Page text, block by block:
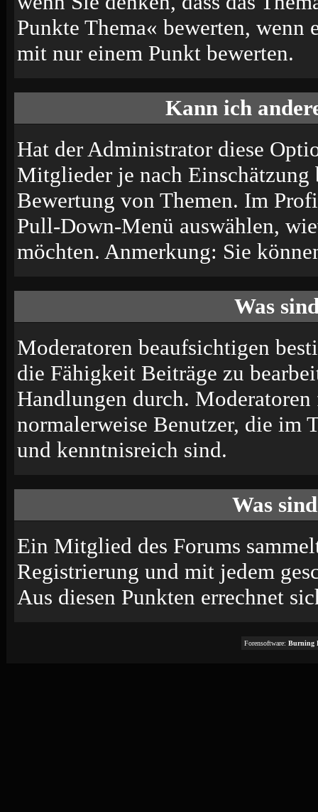
Punkte Thema« bewerten, wenn
mit nur einem Punkt bewerten.
Kann ich
Hat der Administrator diese
Mitglieder je nach Einschätzung
Bewertung von Themen. Im
Pull-Down-Menü auswählen,
möchten. Anmerkung: Sie
Was
Moderatoren beaufsichtigen
die Fähigkeit Beiträge zu
Handlungen durch.
normalerweise Benutzer, die im
und kenntnisreich sind.
Was
Ein Mitglied des Forums
Registrierung und mit jedem
Aus diesen Punkten errechnet
Forensoftware: Burning